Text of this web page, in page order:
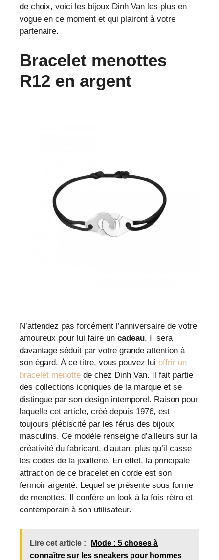
de choix, voici les bijoux Dinh Van les plus en
vogue en ce moment et qui plairont à votre
partenaire.
Bracelet menottes
R12 en argent
N’attendez pas forcément l’anniversaire de votre
amoureux pour lui faire un cadeau. Il sera
davantage séduit par votre grande attention à
son égard. À ce titre, vous pouvez lui offrir un
bracelet menotte de chez Dinh Van. Il fait partie
des collections iconiques de la marque et se
distingue par son design intemporel. Raison pour
laquelle cet article, créé depuis 1976, est
toujours plébiscité par les férus des bijoux
masculins. Ce modèle renseigne d’ailleurs sur la
créativité du fabricant, d’autant plus qu’il casse
les codes de la joaillerie. En effet, la principale
attraction de ce bracelet en corde est son
fermoir argenté. Lequel se présente sous forme
de menottes. Il confère un look à la fois rétro et
contemporain à son utilisateur.
Lire cet article :
Mode : 5 choses à
connaître sur les sneakers pour hommes